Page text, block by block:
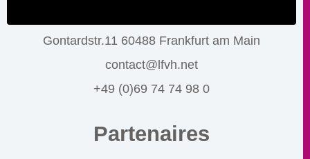
Gontardstr.11 60488 Frankfurt am Main
contact@lfvh.net
+49 (0)69 74 74 98 0
Partenaires